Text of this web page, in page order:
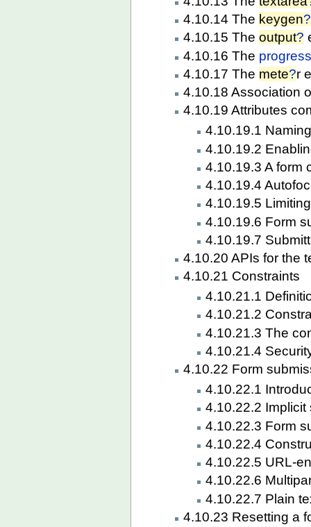
4.10.14 The keygen?
4.10.15 Theoutput?
4.10.16 The
4.10.17 The mete?r
4.10.18 Association
4.10.19 Attributes
4.10.19.1
4.10.19.2
4.10.19.3 A form
4.10.19.4
4.10.19.5
4.10.19.6 Form
4.10.19.7
4.10.20 APIs for the
4.10.21 Constraints
4.10.21.1
4.10.21.2
4.10.21.3 The
4.10.21.4
4.10.22 Form
4.10.22.1
4.10.22.2 Implicit
4.10.22.3 Form
4.10.22.4
4.10.22.5 URL-
4.10.22.6
4.10.22.7 Plain
4.10.23 Resetting a